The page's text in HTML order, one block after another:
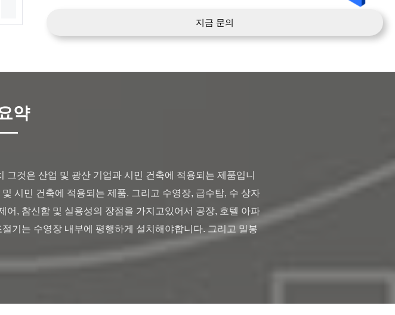
지금 문의
약
시민 건축에 적용되는 제품. 그리고 수영장, 급수탑, 수 상자
, 참신함 및 실용성의 장점을 가지고있어서 공장, 호텔 아파
기는 수영장 내부에 평행하게 설치해야합니다. 그리고 밀봉